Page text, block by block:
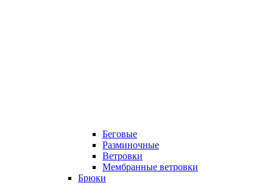
Беговые
Разминочные
Ветровки
Мембранные ветровки
Брюки